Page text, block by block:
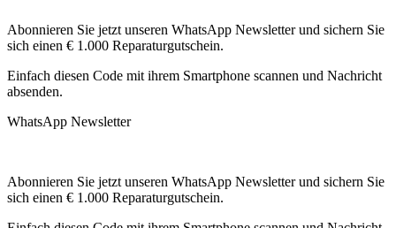
Abonnieren Sie jetzt unseren WhatsApp Newsletter und sichern Sie
sich einen € 1.000 Reparaturgutschein.
Einfach diesen Code mit ihrem Smartphone scannen und Nachricht
absenden.
WhatsApp Newsletter
Abonnieren Sie jetzt unseren WhatsApp Newsletter und sichern Sie
sich einen € 1.000 Reparaturgutschein.